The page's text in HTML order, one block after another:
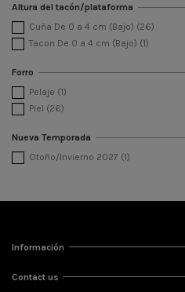
Altura del tacón/plataforma
Cuña De 0 a 4 cm (Bajo) (26)
Tacon De 0 a 4 cm (Bajo) (1)
Forro
Pelaje (1)
Piel (26)
Nueva Temporada
Otoño/Invierno 2027 (1)
Información
Contact us